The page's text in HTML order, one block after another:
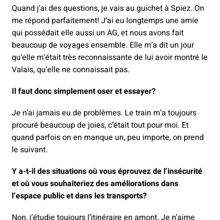
Quand j’ai des questions, je vais au guichet à Spiez. On
me répond parfaitement! J’ai eu longtemps une amie
qui possédait elle aussi un AG, et nous avons fait
beaucoup de voyages ensemble. Elle m’a dit un jour
qu’elle m’était très reconnaissante de lui avoir montré le
Valais, qu’elle ne connaissait pas.
Il faut donc simplement oser et essayer?
Je n’ai jamais eu de problèmes. Le train m’a toujours
procuré beaucoup de joies, c’était tout pour moi. Et
quand parfois on en manque un, peu importe, on prend
le suivant.
Y a-t-il des situations où vous éprouvez de l’insécurité
et où vous souhaiteriez des améliorations dans
l’espace public et dans les transports?